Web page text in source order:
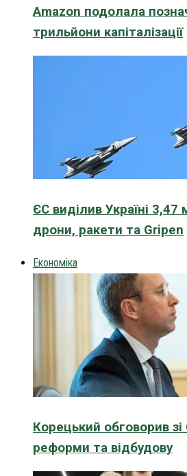
Amazon подолала
трильйони капіталізації
ЄС виділив Україні 3,47
дрони, ракети та Gripen
Економіка
Корецький обговорив
реформи та відбудову